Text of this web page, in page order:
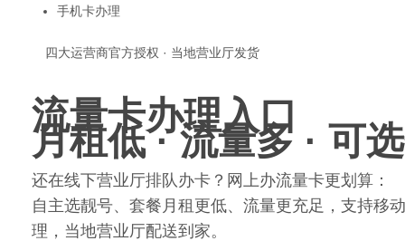
手机卡办理
四大运营商官方授权 · 当地营业厅发货
流量卡办理入口
月租低 · 流量多 · 可
还在线下营业厅排队办卡？网上办流量卡更划算：
自主选靓号、套餐月租更低、流量更充足，支持移
理，当地营业厅配送到家。